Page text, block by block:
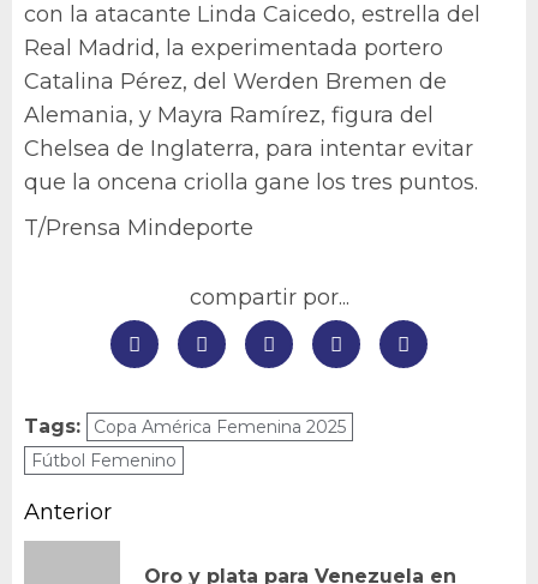
con la atacante Linda Caicedo, estrella del
Real Madrid, la experimentada portero
Catalina Pérez, del Werden Bremen de
Alemania, y Mayra Ramírez, figura del
Chelsea de Inglaterra, para intentar evitar
que la oncena criolla gane los tres puntos.
T/Prensa Mindeporte
compartir por...
Tags:
Copa América Femenina 2025
Fútbol Femenino
Navegación
Anterior
Oro y plata para Venezuela en